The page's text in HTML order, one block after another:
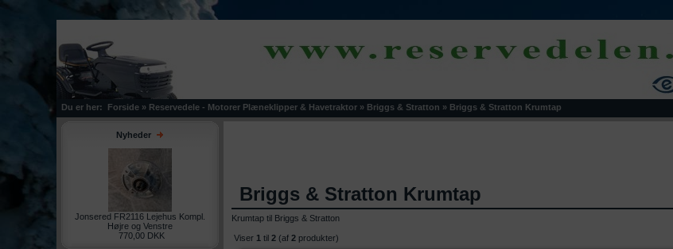
Du er her: Forside » Reservedele - Motorer Plæneklipper & Havetraktor » Briggs & Stratton » Briggs & Stratton Krumtap
Nyheder
Jonsered FR2116 Lejehus Kompl.
Højre og Venstre
770,00 DKK
Briggs & Stratton Krumtap
Krumtap til Briggs & Stratton
Viser 1 til 2 (af 2 produkter)